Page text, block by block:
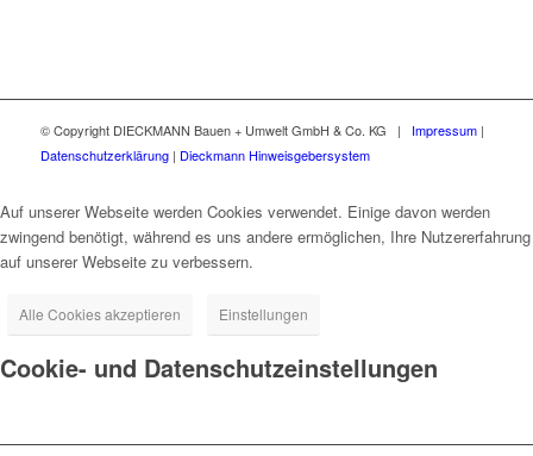
© Copyright DIECKMANN Bauen + Umwelt GmbH & Co. KG | Impressum|
Datenschutzerklärung| Dieckmann Hinweisgebersystem
Auf unserer Webseite werden Cookies verwendet. Einige davon werden
zwingend benötigt, während es uns andere ermöglichen, Ihre Nutzererfahrung
auf unserer Webseite zu verbessern.
Alle Cookies akzeptieren Einstellungen
Cookie- und Datenschutzeinstellungen